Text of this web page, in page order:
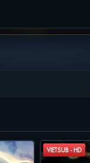
VIETSUB - HD